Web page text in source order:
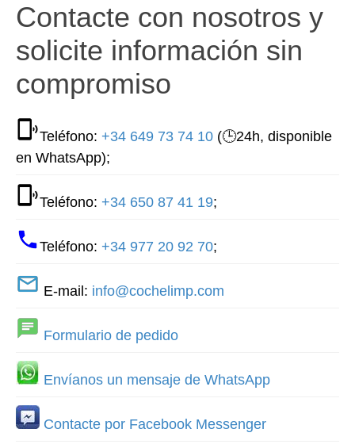
Contacte con nosotros y
solicite información sin
compromiso
Teléfono: +34 649 73 74 10 (🕒24h, disponible
en WhatsApp);
Teléfono: +34 650 87 41 19;
Teléfono: +34 977 20 92 70;
E-mail: info@cochelimp.com
Formulario de pedido
Envíanos un mensaje de WhatsApp
Contacte por Facebook Messenger